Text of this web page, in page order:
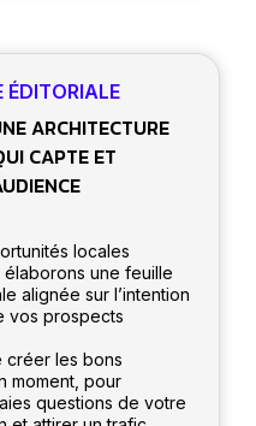
ÉDITORIALE
ARCHITECTURE
CAPTE ET
locales
une feuille
alignée sur l’intention
vos prospects
créer les bons
moment, pour
questions de votre